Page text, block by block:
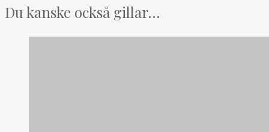
Du kanske också gillar…